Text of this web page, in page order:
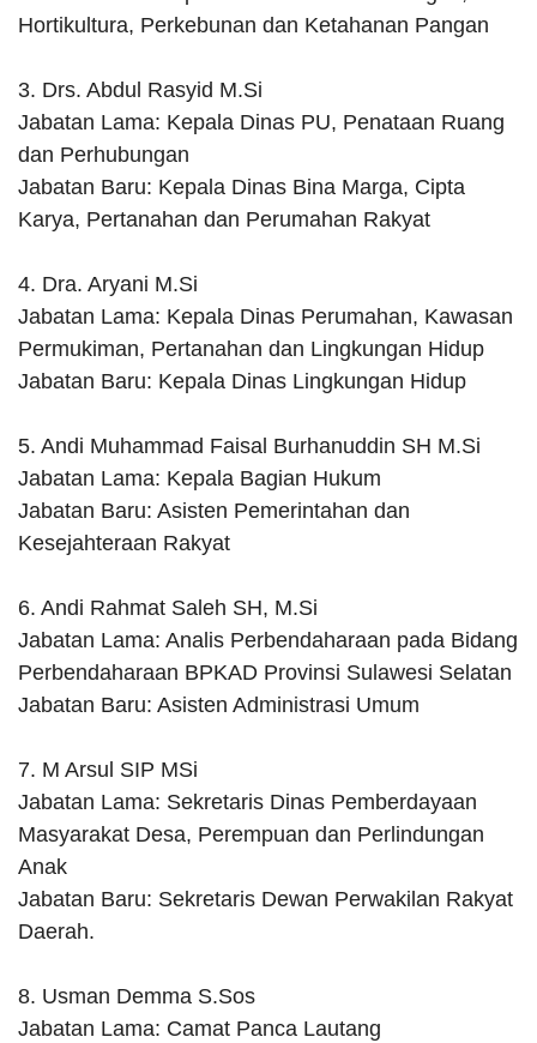
Hortikultura, Perkebunan dan Ketahanan Pangan
3. Drs. Abdul Rasyid M.Si
Jabatan Lama: Kepala Dinas PU, Penataan Ruang
dan Perhubungan
Jabatan Baru: Kepala Dinas Bina Marga, Cipta
Karya, Pertanahan dan Perumahan Rakyat
4. Dra. Aryani M.Si
Jabatan Lama: Kepala Dinas Perumahan, Kawasan
Permukiman, Pertanahan dan Lingkungan Hidup
Jabatan Baru: Kepala Dinas Lingkungan Hidup
5. Andi Muhammad Faisal Burhanuddin SH M.Si
Jabatan Lama: Kepala Bagian Hukum
Jabatan Baru: Asisten Pemerintahan dan
Kesejahteraan Rakyat
6. Andi Rahmat Saleh SH, M.Si
Jabatan Lama: Analis Perbendaharaan pada Bidang
Perbendaharaan BPKAD Provinsi Sulawesi Selatan
Jabatan Baru: Asisten Administrasi Umum
7. M Arsul SIP MSi
Jabatan Lama: Sekretaris Dinas Pemberdayaan
Masyarakat Desa, Perempuan dan Perlindungan
Anak
Jabatan Baru: Sekretaris Dewan Perwakilan Rakyat
Daerah.
8. Usman Demma S.Sos
Jabatan Lama: Camat Panca Lautang